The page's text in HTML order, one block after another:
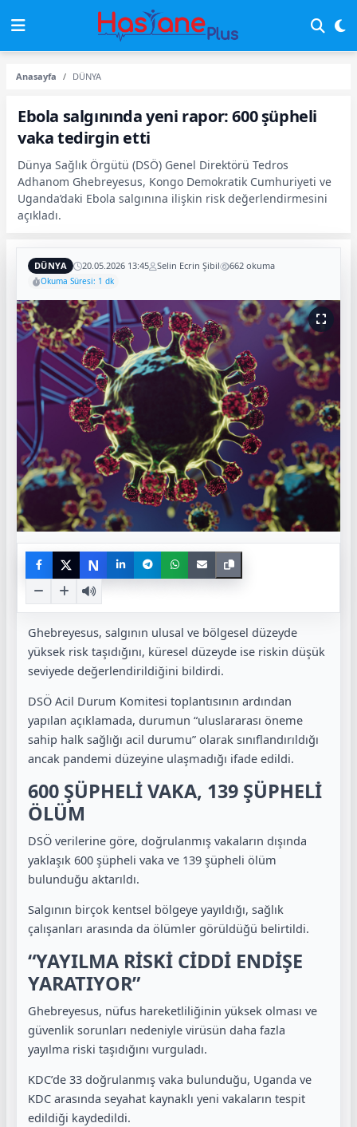
Anasayfa DÜNYA
Ebola salgınında yeni rapor: 600 şüpheli
vaka tedirgin etti
Dünya Sağlık Örgütü (DSÖ) Genel Direktörü Tedros
Adhanom Ghebreyesus, Kongo Demokratik Cumhuriyeti ve
Uganda’daki Ebola salgınına ilişkin risk değerlendirmesini
açıkladı.
DÜNYA 20.05.2026 13:45 Selin Ecrin Şibil 662 okuma
Okuma Süresi: 1 dk
N
Ghebreyesus, salgının ulusal ve bölgesel düzeyde
yüksek risk taşıdığını, küresel düzeyde ise riskin düşük
seviyede değerlendirildiğini bildirdi.
DSÖ Acil Durum Komitesi toplantısının ardından
yapılan açıklamada, durumun “uluslararası öneme
sahip halk sağlığı acil durumu” olarak sınıflandırıldığı
ancak pandemi düzeyine ulaşmadığı ifade edildi.
600 ŞÜPHELİ VAKA, 139 ŞÜPHELİ
ÖLÜM
DSÖ verilerine göre, doğrulanmış vakaların dışında
yaklaşık 600 şüpheli vaka ve 139 şüpheli ölüm
bulunduğu aktarıldı.
Salgının birçok kentsel bölgeye yayıldığı, sağlık
çalışanları arasında da ölümler görüldüğü belirtildi.
“YAYILMA RİSKİ CİDDİ ENDİŞE
YARATIYOR”
Ghebreyesus, nüfus hareketliliğinin yüksek olması ve
güvenlik sorunları nedeniyle virüsün daha fazla
yayılma riski taşıdığını vurguladı.
KDC’de 33 doğrulanmış vaka bulunduğu, Uganda ve
KDC arasında seyahat kaynaklı yeni vakaların tespit
edildiği kaydedildi.